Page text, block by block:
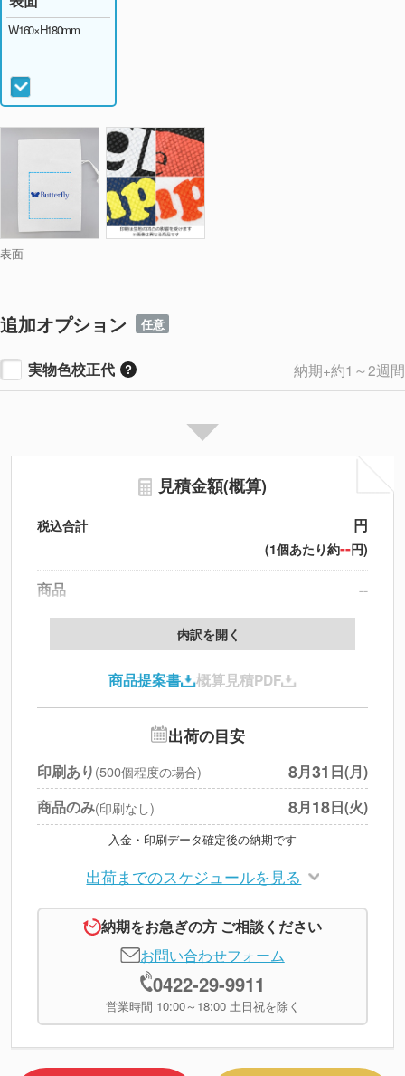
表面
W160×H180mm
追加オプション 任意
実物色校正代 納期+約1～2週間
見積金額(概算)
税込合計 円
(1個あたり約--円)
商品
--
製版代
印刷代
北海道・沖縄・離島 別途
※上記小計は税別です
内訳を開く
商品提案書 概算見積PDF
出荷の目安
印刷あり (500個程度の場合) 8月31 日(月)
商品のみ(印刷なし) 8月18日(火)
入金・印刷データ確定後の納期です
出荷までのスケジュールを見る
納期をお急ぎの方 ご相談ください
お問い合わせフォーム
0422-29-9911
営業時間 10:00～18:00 土日祝を除く